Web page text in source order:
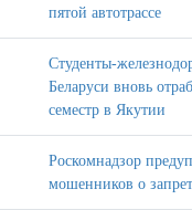
пятой автотрассе
Студенты-
Беларуси вновь
семестр в Якутии
Роскомнадзор
мошенников о